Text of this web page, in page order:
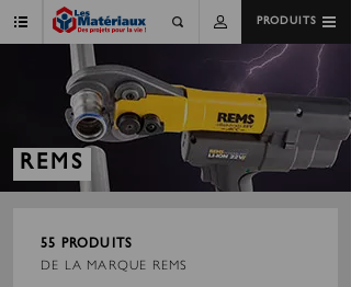
PRODUITS
REMS
55 PRODUITS
DE LA MARQUE REMS